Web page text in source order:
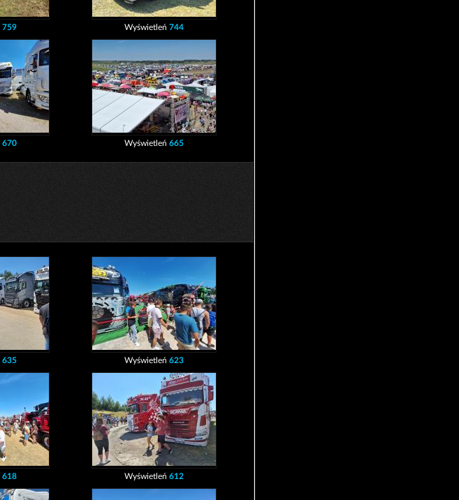
759 Wyświetleń744
670 Wyświetleń665
635 Wyświetleń623
618 Wyświetleń612